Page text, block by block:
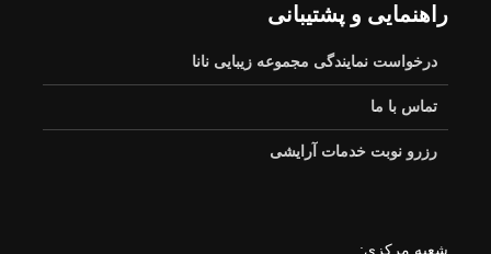
راهنمایی و پشتیبانی
درخواست نمایندگی مجموعه زیبایی نانا
تماس با ما
رزرو نوبت خدمات آرایشی
شعبه مرکزی: